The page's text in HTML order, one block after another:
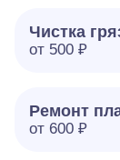
Чистка
от 500 ₽
Ремонт
от 600 ₽